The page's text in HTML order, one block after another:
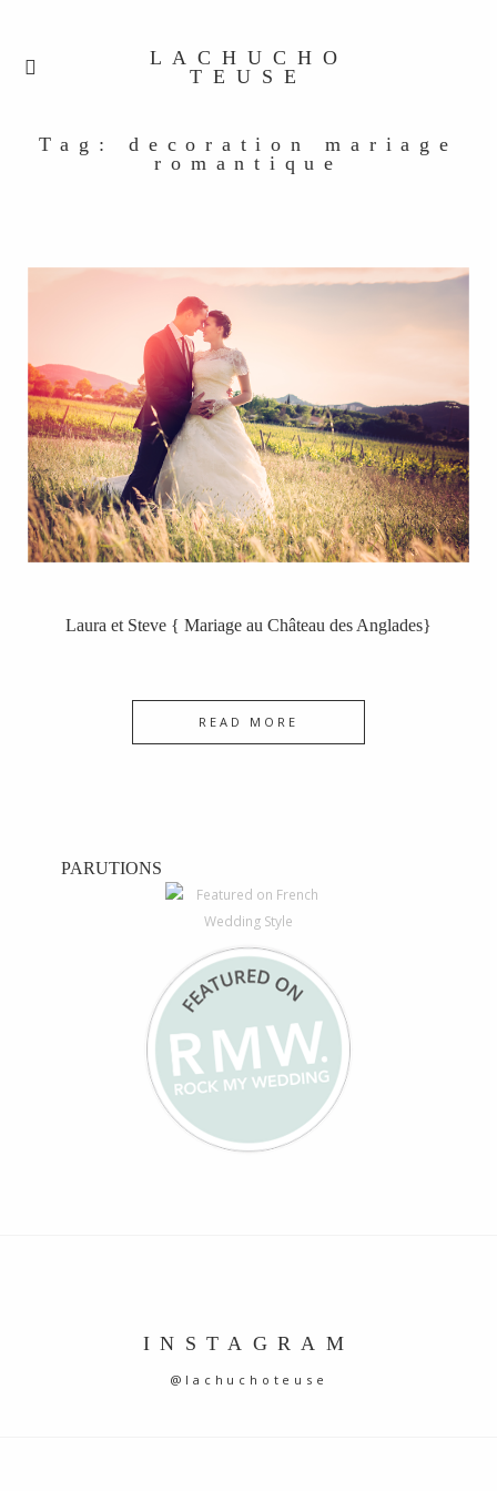
LACHUCHO
TEUSE
Tag: decoration mariage
romantique
Laura et Steve { Mariage au Château des Anglades}
READ MORE
PARUTIONS
INSTAGRAM
@lachuchoteuse